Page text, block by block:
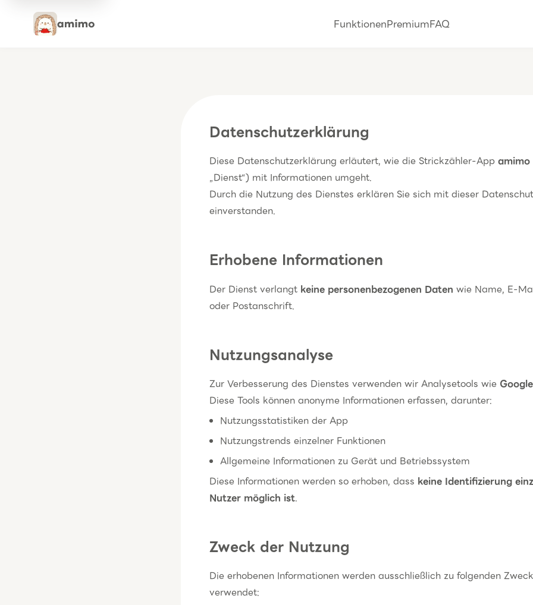
FunktionenPremiumFAQ
Datenschutzerklärung
Diese Datenschutzerklärung erläutert, wie die Strickzähler-App amimo
„Dienst“) mit Informationen umgeht.
Durch die Nutzung des Dienstes erklären Sie sich mit dieser
einverstanden.
Erhobene Informationen
Der Dienst verlangt keine personenbezogenen Daten wie Name, E-
oder Postanschrift.
Nutzungsanalyse
Zur Verbesserung des Dienstes verwenden wir Analysetools wie
Diese Tools können anonyme Informationen erfassen, darunter:
Nutzungsstatistiken der App
Nutzungstrends einzelner Funktionen
Allgemeine Informationen zu Gerät und Betriebssystem
Diese Informationen werden so erhoben, dass keine Identifizierung
Nutzer möglich ist.
Zweck der Nutzung
Die erhobenen Informationen werden ausschließlich zu folgenden
verwendet: